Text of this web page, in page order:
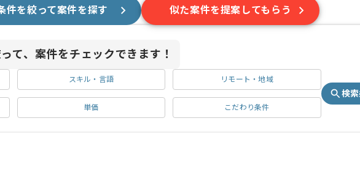
件を絞って案件を探す 似た案件を提案してもらう
て、案件をチェックできます！
スキル・言語 リモート・地域
単価 こだわり条件
検